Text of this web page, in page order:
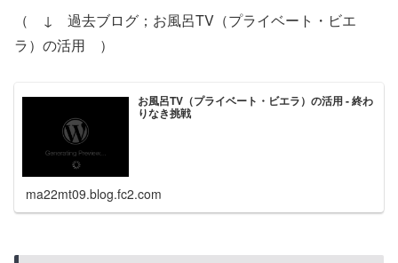
（ ↓ 過去ブログ；お風呂TV（プライベート・ビエ
ラ）の活用 ）
お風呂TV（プライベート・ビエラ）の活用 - 終わ
りなき挑戦
ma22mt09.blog.fc2.com